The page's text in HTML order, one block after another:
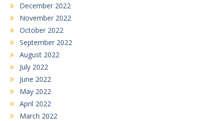
December 2022
November 2022
October 2022
September 2022
August 2022
July 2022
June 2022
May 2022
April 2022
March 2022